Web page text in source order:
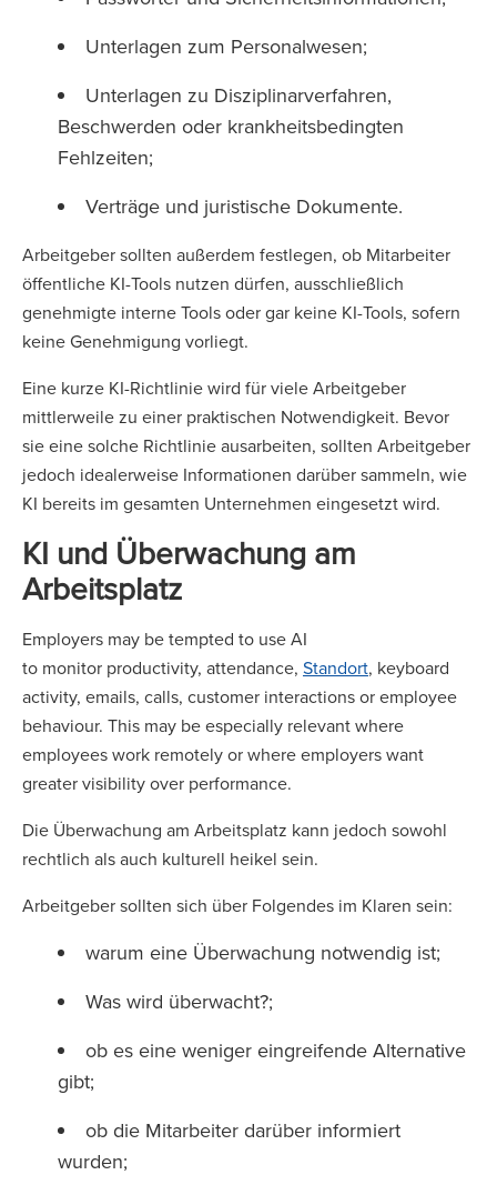
Unterlagen zum Personalwesen;
Unterlagen zu Disziplinarverfahren,
Beschwerden oder krankheitsbedingten
Fehlzeiten;
Verträge und juristische Dokumente.
Arbeitgeber sollten außerdem festlegen, ob Mitarbeiter
öffentliche KI-Tools nutzen dürfen, ausschließlich
genehmigte interne Tools oder gar keine KI-Tools, sofern
keine Genehmigung vorliegt.
Eine kurze KI-Richtlinie wird für viele Arbeitgeber
mittlerweile zu einer praktischen Notwendigkeit. Bevor
sie eine solche Richtlinie ausarbeiten, sollten Arbeitgeber
jedoch idealerweise Informationen darüber sammeln, wie
KI bereits im gesamten Unternehmen eingesetzt wird.
KI und Überwachung am
Arbeitsplatz
Employers may be tempted to use AI
to monitor productivity, attendance, Standort, keyboard
activity, emails, calls, customer interactions or employee
behaviour. This may be especially relevant where
employees work remotely or where employers want
greater visibility over performance.
Die Überwachung am Arbeitsplatz kann jedoch sowohl
rechtlich als auch kulturell heikel sein.
Arbeitgeber sollten sich über Folgendes im Klaren sein:
warum eine Überwachung notwendig ist;
Was wird überwacht?;
ob es eine weniger eingreifende Alternative
gibt;
ob die Mitarbeiter darüber informiert
wurden;